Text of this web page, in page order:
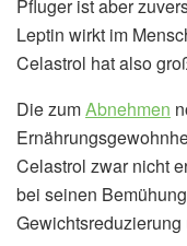
Pfluger ist aber
Leptin wirkt im
Celastrol hat also
Die zumAbnehmen
Celastrol zwar nicht
bei seinen
Gewichtsreduzierung